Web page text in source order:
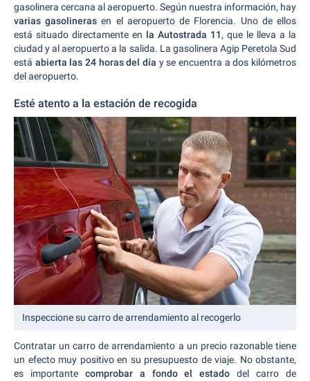
gasolinera cercana al aeropuerto. Según nuestra información, hay
varias gasolineras en el aeropuerto de Florencia. Uno de ellos
está situado directamente en la Autostrada 11, que le lleva a la
ciudad y al aeropuerto a la salida. La gasolinera Agip Peretola Sud
está abierta las 24 horas del día y se encuentra a dos kilómetros
del aeropuerto.
Esté atento a la estación de recogida
Inspeccione su carro de arrendamiento al recogerlo
Contratar un carro de arrendamiento a un precio razonable tiene
un efecto muy positivo en su presupuesto de viaje. No obstante,
es importante comprobar a fondo el estado del carro de